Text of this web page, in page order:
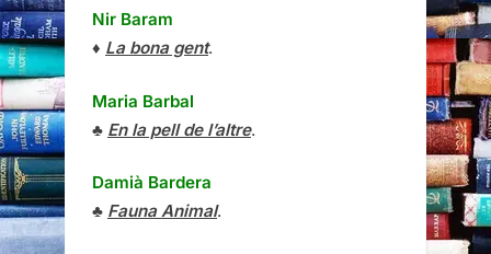
Nir Baram
♦ La bona gent.
Maria Barbal
♣ En la pell de l’altre.
Damià Bardera
♣ Fauna Animal.